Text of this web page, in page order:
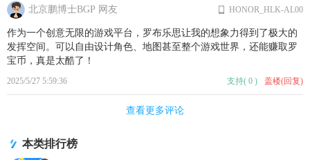
北京鹏博士BGP 网友
2025/5/27 5:59:36
作为一个创意无限的游戏平台，罗布乐思让我的想象力得到了极大的
发挥空间。可以自由设计角色、地图甚至整个游戏世界，还能赚取罗
宝币，真是太酷了！
HONOR_HLK-AL00
支持( 0 ) 盖楼(回复)
查看更多评论
本类排行榜